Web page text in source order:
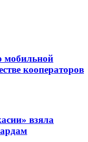
мобильной
кооператоров
взяла